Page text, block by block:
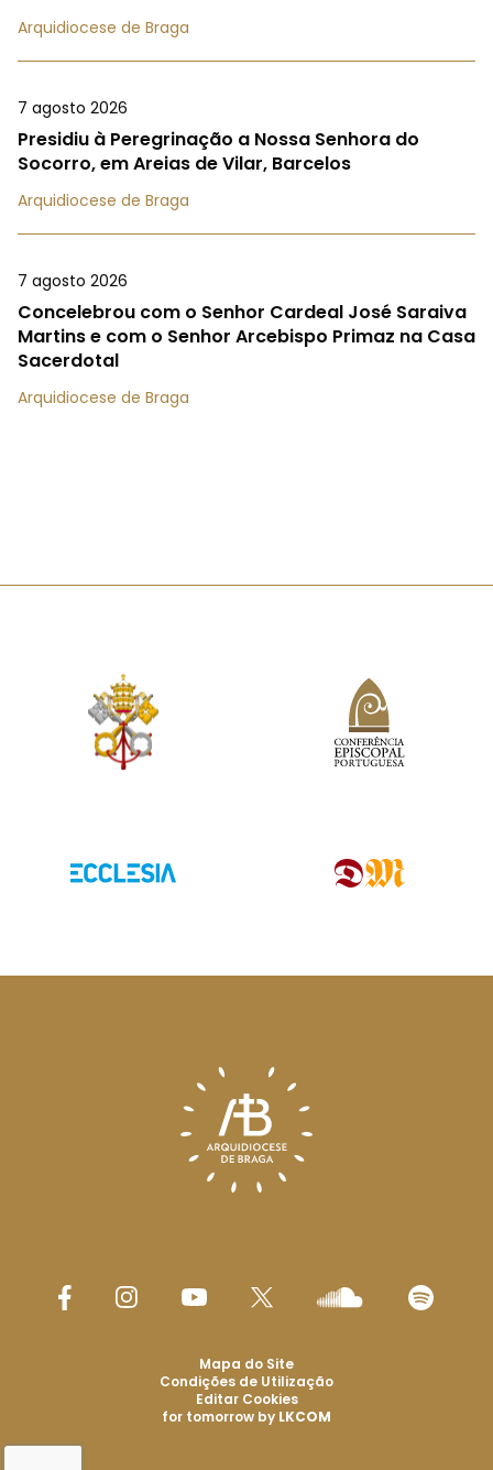
Arquidiocese de Braga
7 agosto 2026
Presidiu à Peregrinação a Nossa Senhora do
Socorro, em Areias de Vilar, Barcelos
Arquidiocese de Braga
7 agosto 2026
Concelebrou com o Senhor Cardeal José Saraiva
Martins e com o Senhor Arcebispo Primaz na Casa
Sacerdotal
Arquidiocese de Braga
Mapa do Site
Condições de Utilização
Editar Cookies
for tomorrow by LKCOM